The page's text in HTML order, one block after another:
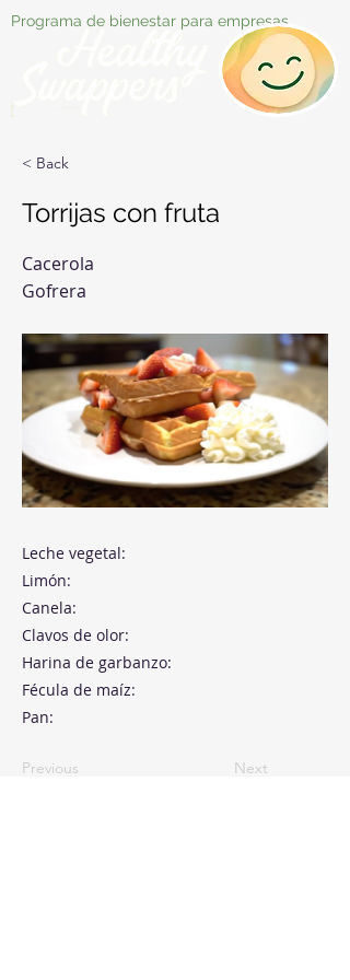
Programa de bienestar para empresas
< Back
Torrijas con fruta
Cacerola
Gofrera
Leche vegetal:
Limón:
Canela:
Clavos de olor:
Harina de garbanzo:
Fécula de maíz:
Pan:
Previous Next